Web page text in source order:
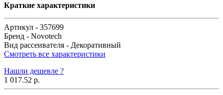
Краткие характеристики
Артикул - 357699
Бренд - Novotech
Вид рассеивателя - Декоративный
Смотреть все характеристики
Нашли дешевле ?
1 017.52 р.